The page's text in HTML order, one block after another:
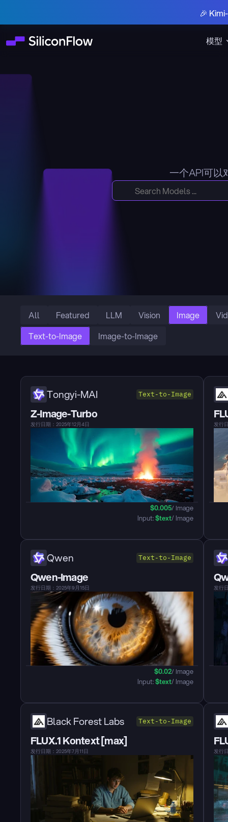
🎉
模型
一个API可以
All Featured LLM Vision Image
Text-to-Image
Image-to-Image
Tongyi-MAI Text-to-Image
Z-Image-Turbo
发行日期：2025年12月4日
$0.005/ Image
Input: $text/ Image
发行
Qwen Text-to-Image
Qwen-Image
发行日期：2025年9月15日
$0.02/ Image
Input: $text/ Image
发行
Black Forest Labs Text-to-Image
FLUX.1 Kontext [max]
发行日期：2025年7月11日 发行